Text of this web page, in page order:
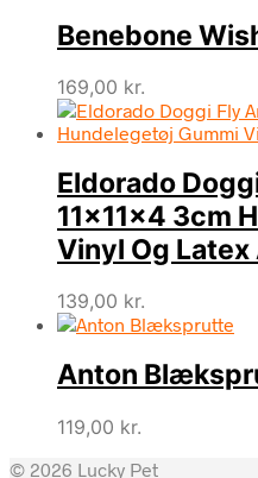
Benebone
169,00 kr.
Eldorado
11x11x4 3cm
Vinyl Og
139,00 kr.
Anton
119,00 kr.
© 2026 Lucky Pet